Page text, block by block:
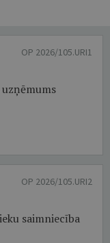
OP 2026/105.URI1
OP 2026/105.URI2
saimniecība